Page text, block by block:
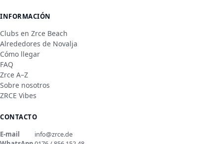
INFORMACIÓN
Clubs en Zrce Beach
Alrededores de Novalja
Cómo llegar
FAQ
Zrce A–Z
Sobre nosotros
ZRCE Vibes
CONTACTO
E-mail
info@zrce.de